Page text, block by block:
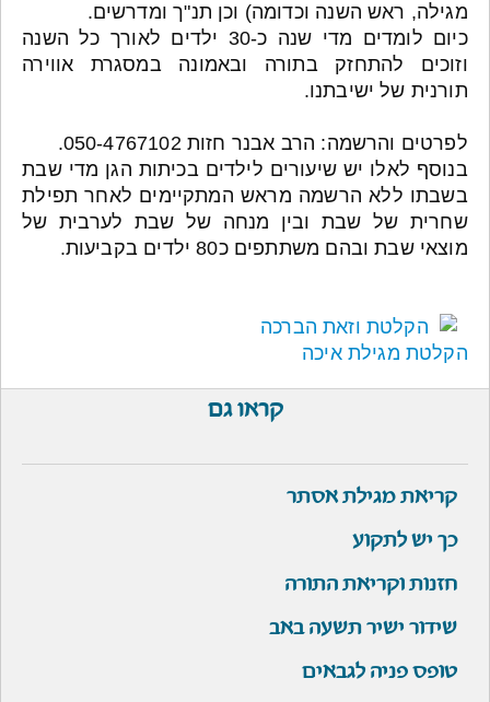
מגילה, ראש השנה וכדומה) וכן תנ"ך ומדרשים.
כיום לומדים מדי שנה כ-30 ילדים לאורך כל השנה
וזוכים להתחזק בתורה ובאמונה במסגרת אווירה
תורנית של ישיבתנו.
לפרטים והרשמה: הרב אבנר חזות 050-4767102.
בנוסף לאלו יש שיעורים לילדים בכיתות הגן מדי שבת
בשבתו ללא הרשמה מראש המתקיימים לאחר תפילת
שחרית של שבת ובין מנחה של שבת לערבית של
מוצאי שבת ובהם משתתפים כ80 ילדים בקביעות.
הקלטת וזאת הברכה
הקלטת מגילת איכה
קראו גם
קריאת מגילת אסתר
כך יש לתקוע
חזנות וקריאת התורה
שידור ישיר תשעה באב
טופס פניה לגבאים